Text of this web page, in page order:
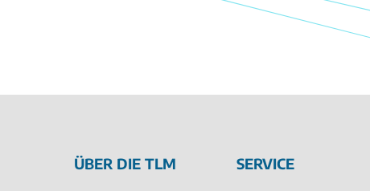
ÜBER DIE TLM SERVICE